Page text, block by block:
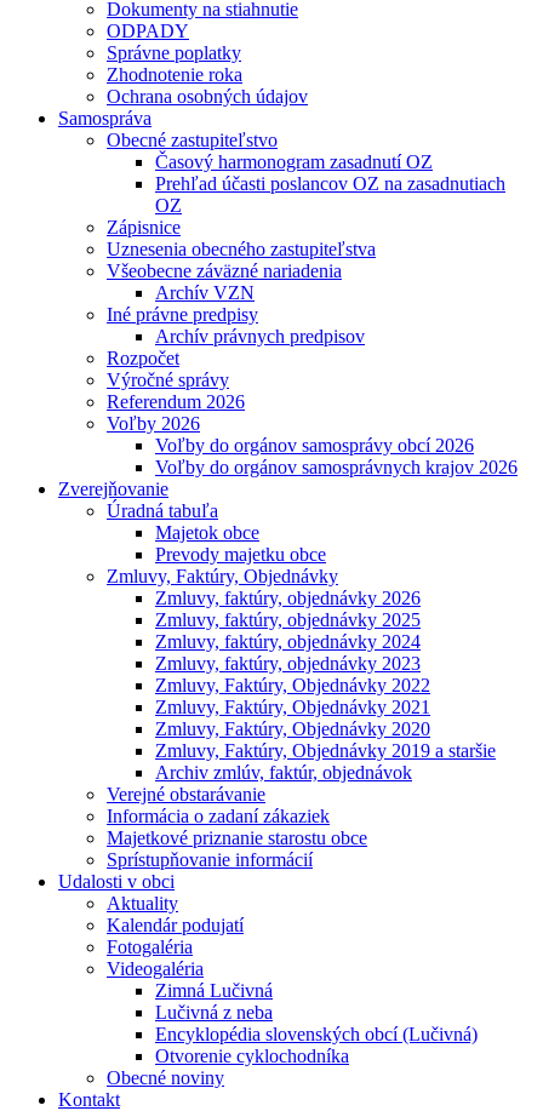
Dokumenty na stiahnutie
ODPADY
Správne poplatky
Zhodnotenie roka
Ochrana osobných údajov
Samospráva
Obecné zastupiteľstvo
Časový harmonogram zasadnutí OZ
Prehľad účasti poslancov OZ na zasadnutiach
OZ
Zápisnice
Uznesenia obecného zastupiteľstva
Všeobecne záväzné nariadenia
Archív VZN
Iné právne predpisy
Archív právnych predpisov
Rozpočet
Výročné správy
Referendum 2026
Voľby 2026
Voľby do orgánov samosprávy obcí 2026
Voľby do orgánov samosprávnych krajov 2026
Zverejňovanie
Úradná tabuľa
Majetok obce
Prevody majetku obce
Zmluvy, Faktúry, Objednávky
Zmluvy, faktúry, objednávky 2026
Zmluvy, faktúry, objednávky 2025
Zmluvy, faktúry, objednávky 2024
Zmluvy, faktúry, objednávky 2023
Zmluvy, Faktúry, Objednávky 2022
Zmluvy, Faktúry, Objednávky 2021
Zmluvy, Faktúry, Objednávky 2020
Zmluvy, Faktúry, Objednávky 2019 a staršie
Archiv zmlúv, faktúr, objednávok
Verejné obstarávanie
Informácia o zadaní zákaziek
Majetkové priznanie starostu obce
Sprístupňovanie informácií
Udalosti v obci
Aktuality
Kalendár podujatí
Fotogaléria
Videogaléria
Zimná Lučivná
Lučivná z neba
Encyklopédia slovenských obcí (Lučivná)
Otvorenie cyklochodníka
Obecné noviny
Kontakt